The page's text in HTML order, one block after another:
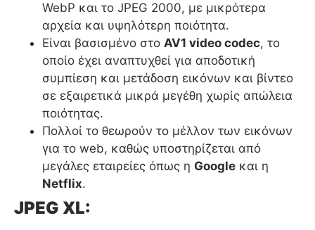
WebP και το JPEG 2000, με μικρότερα
αρχεία και υψηλότερη ποιότητα.
Είναι βασισμένο στο AV1 video codec, το
οποίο έχει αναπτυχθεί για αποδοτική
συμπίεση και μετάδοση εικόνων και βίντεο
σε εξαιρετικά μικρά μεγέθη χωρίς απώλεια
ποιότητας.
Πολλοί το θεωρούν το μέλλον των εικόνων
για το web, καθώς υποστηρίζεται από
μεγάλες εταιρείες όπως η Google και η
Netflix.
JPEG XL: